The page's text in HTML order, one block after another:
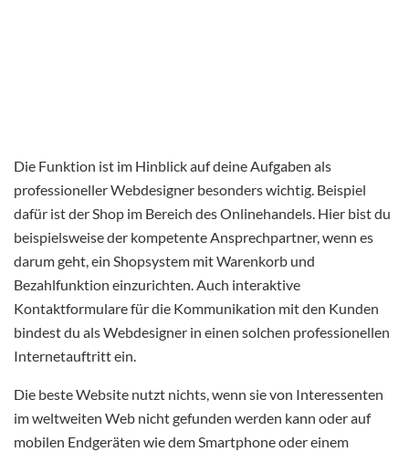
Die Funktion ist im Hinblick auf deine Aufgaben als
professioneller Webdesigner besonders wichtig. Beispiel
dafür ist der Shop im Bereich des Onlinehandels. Hier bist du
beispielsweise der kompetente Ansprechpartner, wenn es
darum geht, ein Shopsystem mit Warenkorb und
Bezahlfunktion einzurichten. Auch interaktive
Kontaktformulare für die Kommunikation mit den Kunden
bindest du als Webdesigner in einen solchen professionellen
Internetauftritt ein.
Die beste Website nutzt nichts, wenn sie von Interessenten
im weltweiten Web nicht gefunden werden kann oder auf
mobilen Endgeräten wie dem Smartphone oder einem